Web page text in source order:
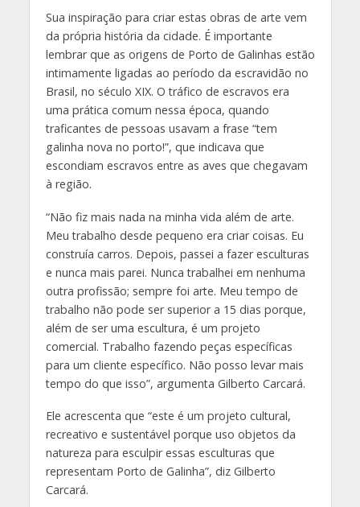
Sua inspiração para criar estas obras de arte vem
da própria história da cidade. É importante
lembrar que as origens de Porto de Galinhas estão
intimamente ligadas ao período da escravidão no
Brasil, no século XIX. O tráfico de escravos era
uma prática comum nessa época, quando
traficantes de pessoas usavam a frase “tem
galinha nova no porto!”, que indicava que
escondiam escravos entre as aves que chegavam
à região.
“Não fiz mais nada na minha vida além de arte.
Meu trabalho desde pequeno era criar coisas. Eu
construía carros. Depois, passei a fazer esculturas
e nunca mais parei. Nunca trabalhei em nenhuma
outra profissão; sempre foi arte. Meu tempo de
trabalho não pode ser superior a 15 dias porque,
além de ser uma escultura, é um projeto
comercial. Trabalho fazendo peças específicas
para um cliente específico. Não posso levar mais
tempo do que isso”, argumenta Gilberto Carcará.
Ele acrescenta que “este é um projeto cultural,
recreativo e sustentável porque uso objetos da
natureza para esculpir essas esculturas que
representam Porto de Galinha”, diz Gilberto
Carcará.